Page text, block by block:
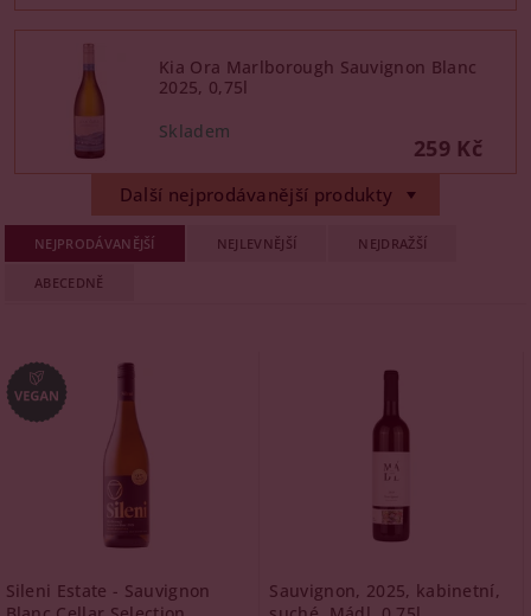
Kia Ora Marlborough Sauvignon Blanc
2025, 0,75l
259 Kč
Další nejprodávanější produkty
NEJPRODÁVANĚJŠÍ NEJLEVNĚJŠÍ NEJDRAŽŠÍ
ABECEDNĚ
Sileni Estate - Sauvignon
Sauvignon, 2025, kabinetní,